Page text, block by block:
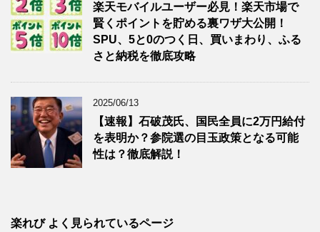
楽天モバイルユーザー必見！楽天市場で
賢くポイントを貯める裏ワザ大公開！
SPU、5と0のつく日、買いまわり、ふる
さと納税を徹底攻略
2025/06/13
【速報】石破茂氏、国民全員に2万円給付
を表明か？参院選の目玉政策となる可能
性は？徹底解説！
楽れび よく見られているページ